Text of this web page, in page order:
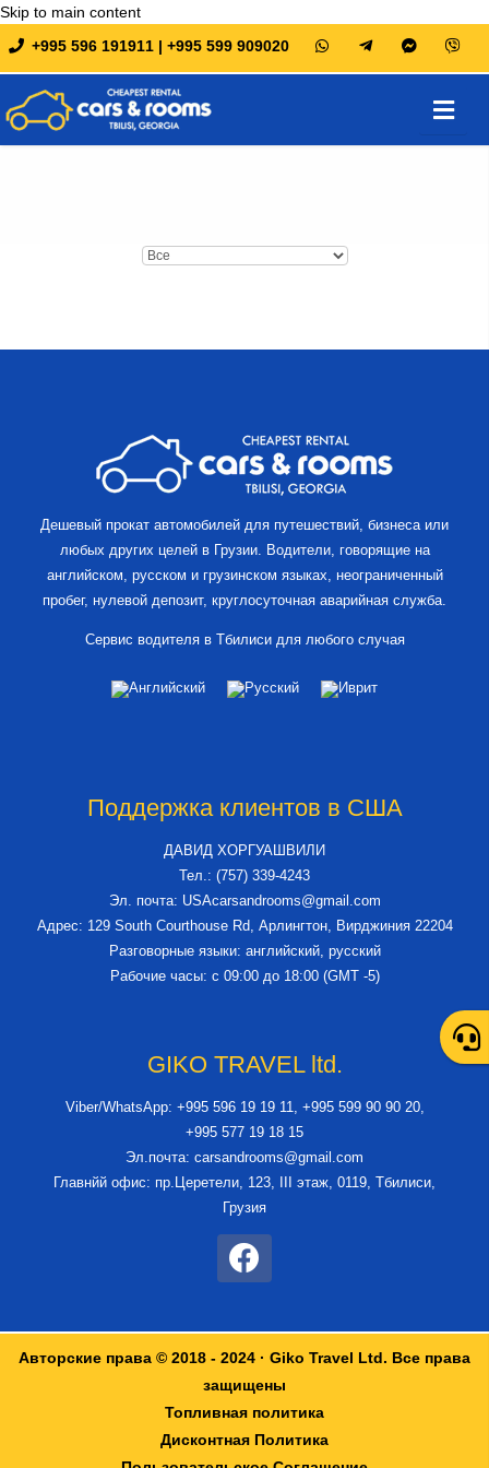
Skip to main content
+995 596 191911 | +995 599 909020
Дешевый прокат автомобилей для путешествий, бизнеса или
любых других целей в Грузии. Водители, говорящие на
английском, русском и грузинском языках, неограниченный
пробег, нулевой депозит, круглосуточная аварийная служба.
Сервис водителя в Тбилиси для любого случая
Поддержка клиентов в США
ДАВИД ХОРГУАШВИЛИ
Тел.: (757) 339-4243
Эл. почта: USAcarsandrooms@gmail.com
Адрес: 129 South Courthouse Rd, Арлингтон, Вирджиния 22204
Разговорные языки: английский, русский
Рабочие часы: с 09:00 до 18:00 (GMT -5)
GIKO TRAVEL ltd.
Viber/WhatsApp: +995 596 19 19 11, +995 599 90 90 20,
+995 577 19 18 15
Эл.почта: carsandrooms@gmail.com
Главнйй офис: пр.Церетели, 123, III этаж, 0119, Тбилиси,
Грузия
Авторские права © 2018 - 2024 · Giko Travel Ltd. Все права
защищены
Топливная политика
Дисконтная Политика